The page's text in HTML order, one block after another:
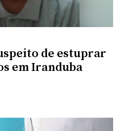
de estuprar
em Iranduba